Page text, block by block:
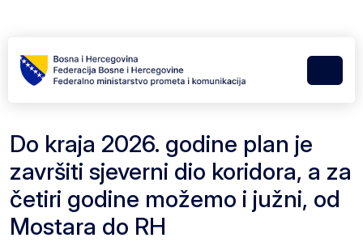
Menu
Do kraja 2026. godine plan je
završiti sjeverni dio koridora, a za
četiri godine možemo i južni, od
Mostara do RH